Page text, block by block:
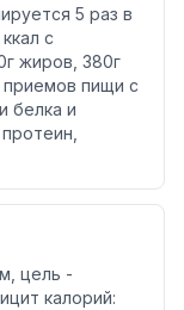
5 раз в
с
жиров, 380г
приемов пищи с
белка и
цель -
калорий: